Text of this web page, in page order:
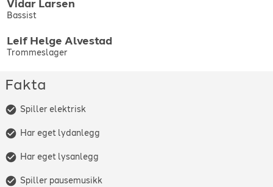
Vidar Larsen
Bassist
Leif Helge Alvestad
Trommeslager
Fakta
Spiller elektrisk
Har eget lydanlegg
Har eget lysanlegg
Spiller pausemusikk